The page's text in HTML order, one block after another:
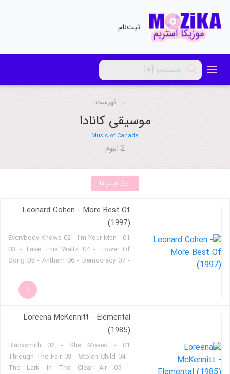
ثبت‌نام
فهرست
موسیقی کانادا
Music of Canada
فیلترها
Leonard Cohen - More Best Of
(1997)
01 - Everybody Knows 02 - I'm Your Man
03 - Take This Waltz 04 - Tower Of
Song 05 - Anthem 06 - Democracy 07 -
Me To The End Of Love 10 - Suzanne
11 - Hallelujah 12 - Never Any Good 13 -
Loreena McKennitt - Elemental
(1985)
01 - Blacksmith 02 - She Moved
Through The Fair 03 - Stolen Child 04 -
The Lark In The Clear Air 05 -